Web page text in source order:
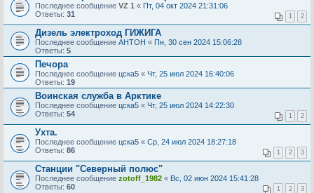
Последнее сообщение VZ 1 « Пт, 04 окт 2024 21:31:06
Ответы: 31 1 2
Дизель электроход ГИЖИГА
Последнее сообщение AHTOH « Пн, 30 сен 2024 15:06:28
Ответы: 5
Печора
Последнее сообщение цска5 « Чт, 25 июл 2024 16:40:06
Ответы: 19
Воинская служба в Арктике
Последнее сообщение цска5 « Чт, 25 июл 2024 14:22:30
Ответы: 54 1 2
Ухта.
Последнее сообщение цска5 « Ср, 24 июл 2024 18:27:18
Ответы: 86 1 2 3
Станции "Северный полюс"
Последнее сообщение zotoff_1982 « Вс, 02 июн 2024 15:41:28
Ответы: 60 1 2 3